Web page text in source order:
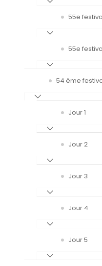
55e
55e
54 ème
Jour 1
Jour 2
Jour 3
Jour 4
Jour 5